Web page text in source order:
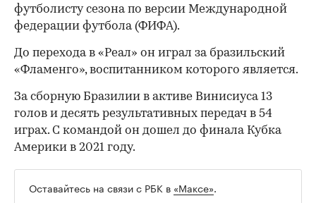
футболисту сезона по версии Международной
федерации футбола (ФИФА).
До перехода в «Реал» он играл за бразильский
«Фламенго», воспитанником которого является.
За сборную Бразилии в активе Винисиуса 13
голов и десять результативных передач в 54
играх. С командой он дошел до финала Кубка
Америки в 2021 году.
Оставайтесь на связи с РБК в «Максе».